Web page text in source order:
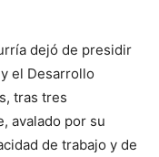
dejó de presidir
el Desarrollo
tras tres
avalado por su
de trabajo y de